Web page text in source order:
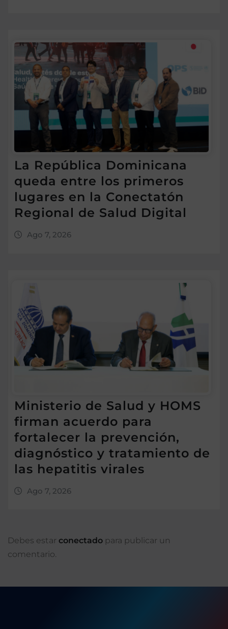
La República Dominicana
queda entre los primeros
lugares en la Conectatón
Regional de Salud Digital
Ago 7, 2026
Ministerio de Salud y HOMS
firman acuerdo para
fortalecer la prevención,
diagnóstico y tratamiento de
las hepatitis virales
Ago 7, 2026
Debes estar conectado para publicar un
comentario.